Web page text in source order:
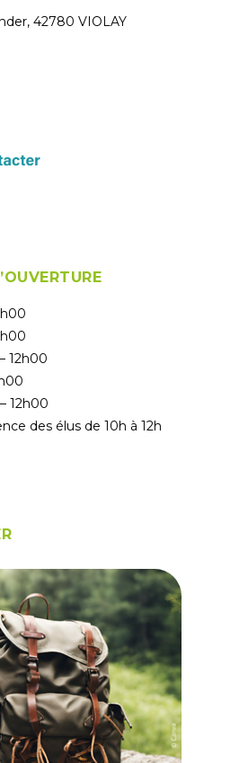
42780 VIOLAY
12h00
12h00
des élus de 10h à 12h